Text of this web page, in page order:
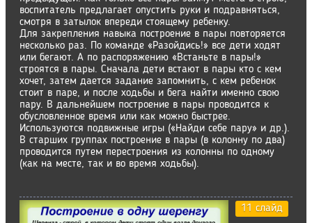
воспитатель предлагает опустить руки и подравняться,
смотря в затылок впереди стоящему ребенку.
Для закрепления навыка построение в пары повторяется
несколько раз. По команде «Разойдись!» все дети ходят
или бегают. А по распоряжению «Встаньте в пары!»
строятся в пары. Сначала дети встают в пары кто с кем
хочет, затем дается задание запомнить, с кем ребенок
стоит в паре, и после ходьбы и бега найти именно свою
пару. В дальнейшем построение в пары проводится к
обусловленное время или как можно быстрее.
Используются подвижные игры («Найди себе пару» и др.).
В старших группах построение в пары (в колонну по два)
проводится путем перестроения из колонны по одному
(как на месте, так и во время ходьбы).
11 слайд